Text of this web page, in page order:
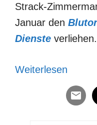
Strack-
Januar den
Dienste verliehen.
Weiterlesen